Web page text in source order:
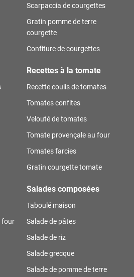
Scarpaccia de courgettes
Gratin pomme de terre
courgette
Confiture de courgettes
Recettes à la tomate
Recette coulis de tomates
Tomates confites
Velouté de tomates
Tomate provençale au four
Tomates farcies
Gratin courgette tomate
four
Salades composées
Taboulé maison
Salade de pâtes
Salade de riz
Salade grecque
Salade de pomme de terre